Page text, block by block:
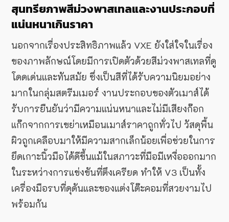
สุนทรียภาพสีม่วงพาสเทลและงานประกอบที่
แน่นหนาเกินราคา
นอกจากเรื่องประสิทธิภาพแล้ว VXE ยังใส่ใจในเรื่อง
ของภาพลักษณ์โดยมีการเปิดตัวด้วยสีม่วงพาสเทลที่ดู
โดดเด่นและทันสมัย ซึ่งเป็นสีที่ได้รับความนิยมอย่าง
มากในกลุ่มสตรีมเมอร์ งานประกอบของตัวเมาส์ได้
รับการยืนยันว่ามีความแน่นหนาและไม่มีเสียงก๊อก
แก๊กจากการเขย่าเหมือนเมาส์ราคาถูกทั่วไป วัสดุพื้น
ผิวถูกเคลือบมาให้มีความสากเล็กน้อยเพื่อช่วยในการ
ยึดเกาะนิ้วมือได้ดีขึ้นแม้ในสภาวะที่มือมีเหงื่อออกมาก
ในระหว่างการแข่งขันที่ตึงเครียด ทำให้ V3 เป็นทั้ง
เครื่องมือรบที่ดุดันและของแต่งโต๊ะคอมที่สวยงามไป
พร้อมกัน